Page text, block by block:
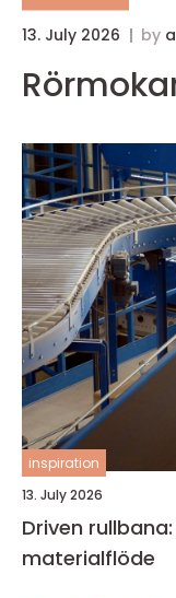
13. July 2026 by
inspiration
13. July 2026
Driven
materialflöde